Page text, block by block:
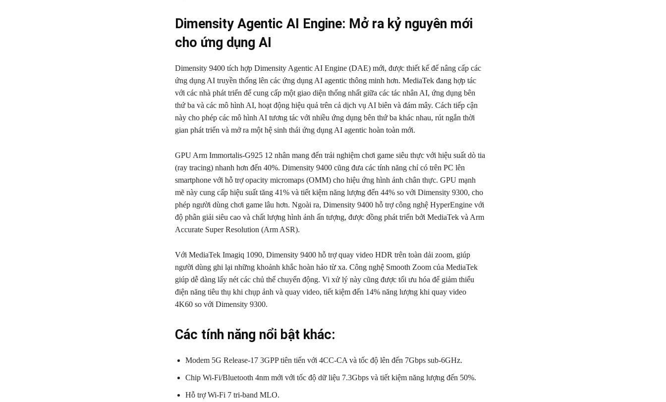
Dimensity Agentic AI Engine: Mở ra kỷ nguyên mới
cho ứng dụng AI
Dimensity 9400 tích hợp Dimensity Agentic AI Engine (DAE) mới, được thiết kế để nâng cấp các
ứng dụng AI truyền thống lên các ứng dụng AI agentic thông minh hơn. MediaTek đang hợp tác
với các nhà phát triển để cung cấp một giao diện thống nhất giữa các tác nhân AI, ứng dụng bên
thứ ba và các mô hình AI, hoạt động hiệu quả trên cả dịch vụ AI biên và đám mây. Cách tiếp cận
này cho phép các mô hình AI tương tác với nhiều ứng dụng bên thứ ba khác nhau, rút ngắn thời
gian phát triển và mở ra một hệ sinh thái ứng dụng AI agentic hoàn toàn mới.
GPU Arm Immortalis-G925 12 nhân mang đến trải nghiệm chơi game siêu thực với hiệu suất dò tia
(ray tracing) nhanh hơn đến 40%. Dimensity 9400 cũng đưa các tính năng chỉ có trên PC lên
smartphone với hỗ trợ opacity micromaps (OMM) cho hiệu ứng hình ảnh chân thực. GPU mạnh
mẽ này cung cấp hiệu suất tăng 41% và tiết kiệm năng lượng đến 44% so với Dimensity 9300, cho
phép người dùng chơi game lâu hơn. Ngoài ra, Dimensity 9400 hỗ trợ công nghệ HyperEngine với
độ phân giải siêu cao và chất lượng hình ảnh ấn tượng, được đồng phát triển bởi MediaTek và Arm
Accurate Super Resolution (Arm ASR).
Với MediaTek Imagiq 1090, Dimensity 9400 hỗ trợ quay video HDR trên toàn dải zoom, giúp
người dùng ghi lại những khoảnh khắc hoàn hảo từ xa. Công nghệ Smooth Zoom của MediaTek
giúp dễ dàng lấy nét các chủ thể chuyển động. Vi xử lý này cũng được tối ưu hóa để giảm thiểu
điện năng tiêu thụ khi chụp ảnh và quay video, tiết kiệm đến 14% năng lượng khi quay video
4K60 so với Dimensity 9300.
Các tính năng nổi bật khác:
Modem 5G Release-17 3GPP tiên tiến với 4CC-CA và tốc độ lên đến 7Gbps sub-6GHz.
Chip Wi-Fi/Bluetooth 4nm mới với tốc độ dữ liệu 7.3Gbps và tiết kiệm năng lượng đến 50%.
Hỗ trợ Wi-Fi 7 tri-band MLO.